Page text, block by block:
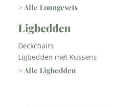
> Alle Loungesets
Ligbedden
Deckchairs
Ligbedden met Kussens
> Alle Ligbedden